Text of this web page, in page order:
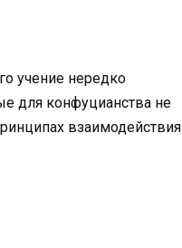
учение нередко
для конфуцианства не
взаимодействия